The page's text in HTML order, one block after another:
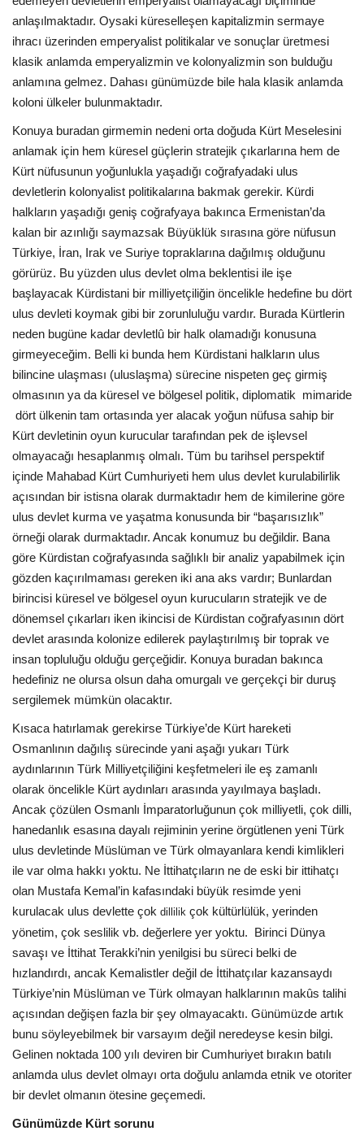
anlaşılmaktadır. Oysaki küreselleşen kapitalizmin sermaye
ihracı üzerinden emperyalist politikalar ve sonuçlar üretmesi
klasik anlamda emperyalizmin ve kolonyalizmin son bulduğu
anlamına gelmez. Dahası günümüzde bile hala klasik anlamda
koloni ülkeler bulunmaktadır.
Konuya buradan girmemin nedeni orta doğuda Kürt Meselesini
anlamak için hem küresel güçlerin stratejik çıkarlarına hem de
Kürt nüfusunun yoğunlukla yaşadığı coğrafyadaki ulus
devletlerin kolonyalist politikalarına bakmak gerekir. Kürdi
halkların yaşadığı geniş coğrafyaya bakınca Ermenistan’da
kalan bir azınlığı saymazsak Büyüklük sırasına göre nüfusun
Türkiye, İran, Irak ve Suriye topraklarına dağılmış olduğunu
görürüz. Bu yüzden ulus devlet olma beklentisi ile işe
başlayacak Kürdistani bir milliyetçiliğin öncelikle hedefine bu dört
ulus devleti koymak gibi bir zorunluluğu vardır. Burada Kürtlerin
neden bugüne kadar devletlû bir halk olamadığı konusuna
girmeyeceğim. Belli ki bunda hem Kürdistani halkların ulus
bilincine ulaşması (uluslaşma) sürecine nispeten geç girmiş
olmasının ya da küresel ve bölgesel politik, diplomatik mimaride
dört ülkenin tam ortasında yer alacak yoğun nüfusa sahip bir
Kürt devletinin oyun kurucular tarafından pek de işlevsel
olmayacağı hesaplanmış olmalı. Tüm bu tarihsel perspektif
içinde Mahabad Kürt Cumhuriyeti hem ulus devlet kurulabilirlik
açısından bir istisna olarak durmaktadır hem de kimilerine göre
ulus devlet kurma ve yaşatma konusunda bir “başarısızlık”
örneği olarak durmaktadır. Ancak konumuz bu değildir. Bana
göre Kürdistan coğrafyasında sağlıklı bir analiz yapabilmek için
gözden kaçırılmaması gereken iki ana aks vardır; Bunlardan
birincisi küresel ve bölgesel oyun kurucuların stratejik ve de
dönemsel çıkarları iken ikincisi de Kürdistan coğrafyasının dört
devlet arasında kolonize edilerek paylaştırılmış bir toprak ve
insan topluluğu olduğu gerçeğidir. Konuya buradan bakınca
hedefiniz ne olursa olsun daha omurgalı ve gerçekçi bir duruş
sergilemek mümkün olacaktır.
Kısaca hatırlamak gerekirse Türkiye’de Kürt hareketi
Osmanlının dağılış sürecinde yani aşağı yukarı Türk
aydınlarının Türk Milliyetçiliğini keşfetmeleri ile eş zamanlı
olarak öncelikle Kürt aydınları arasında yayılmaya başladı.
Ancak çözülen Osmanlı İmparatorluğunun çok milliyetli, çok dilli,
hanedanlık esasına dayalı rejiminin yerine örgütlenen yeni Türk
ulus devletinde Müslüman ve Türk olmayanlara kendi kimlikleri
ile var olma hakkı yoktu. Ne İttihatçıların ne de eski bir ittihatçı
olan Mustafa Kemal’in kafasındaki büyük resimde yeni
kurulacak ulus devlette çok dillilik çok kültürlülük, yerinden
yönetim, çok seslilik vb. değerlere yer yoktu. Birinci Dünya
savaşı ve İttihat Terakki’nin yenilgisi bu süreci belki de
hızlandırdı, ancak Kemalistler değil de İttihatçılar kazansaydı
Türkiye’nin Müslüman ve Türk olmayan halklarının makûs talihi
açısından değişen fazla bir şey olmayacaktı. Günümüzde artık
bunu söyleyebilmek bir varsayım değil neredeyse kesin bilgi.
Gelinen noktada 100 yılı deviren bir Cumhuriyet bırakın batılı
anlamda ulus devlet olmayı orta doğulu anlamda etnik ve otoriter
bir devlet olmanın ötesine geçemedi.
Günümüzde Kürt sorunu